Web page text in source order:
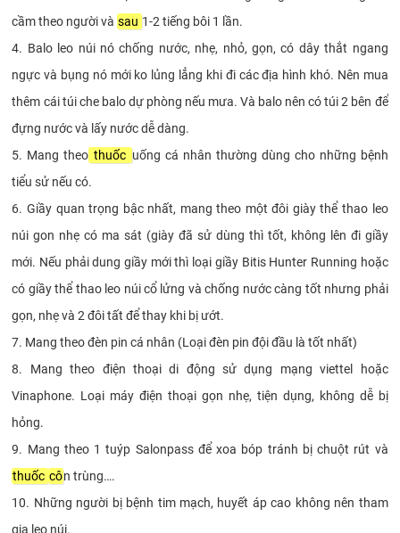
cầm theo người và sau 1-2 tiếng bôi 1 lần.
4. Balo leo núi nó chống nước, nhẹ, nhỏ, gọn, có dây thắt ngang
ngực và bụng nó mới ko lủng lẳng khi đi các địa hình khó. Nên mua
thêm cái túi che balo dự phòng nếu mưa. Và balo nên có túi 2 bên để
đựng nước và lấy nước dễ dàng.
5. Mang theo thuốc uống cá nhân thường dùng cho những bệnh
tiểu sử nếu có.
6. Giầy quan trọng bậc nhất, mang theo một đôi giày thể thao leo
núi gon nhẹ có ma sát (giày đã sử dùng thì tốt, không lên đi giầy
mới. Nếu phải dung giầy mới thì loại giầy Bitis Hunter Running hoặc
có giầy thể thao leo núi cổ lửng và chống nước càng tốt nhưng phải
gọn, nhẹ và 2 đôi tất để thay khi bị ướt.
7. Mang theo đèn pin cá nhân (Loại đèn pin đội đầu là tốt nhất)
8. Mang theo điện thoại di động sử dụng mạng viettel hoặc
Vinaphone. Loại máy điện thoại gọn nhẹ, tiện dụng, không dễ bị
hỏng.
9. Mang theo 1 tuýp Salonpass để xoa bóp tránh bị chuột rút và
thuốc côn trùng….
10. Những người bị bệnh tim mạch, huyết áp cao không nên tham
gia leo núi.